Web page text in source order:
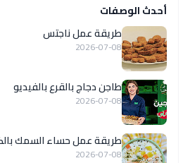
أحدث الوصفات
طريقة عمل ناجتس
2026-07-08
طاجن دجاج بالقرع بالفيديو
2026-07-08
طريقة عمل حساء السمك
2026-07-08